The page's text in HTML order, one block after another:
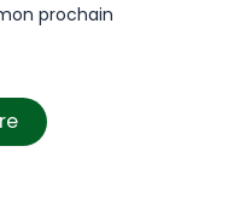
prochain